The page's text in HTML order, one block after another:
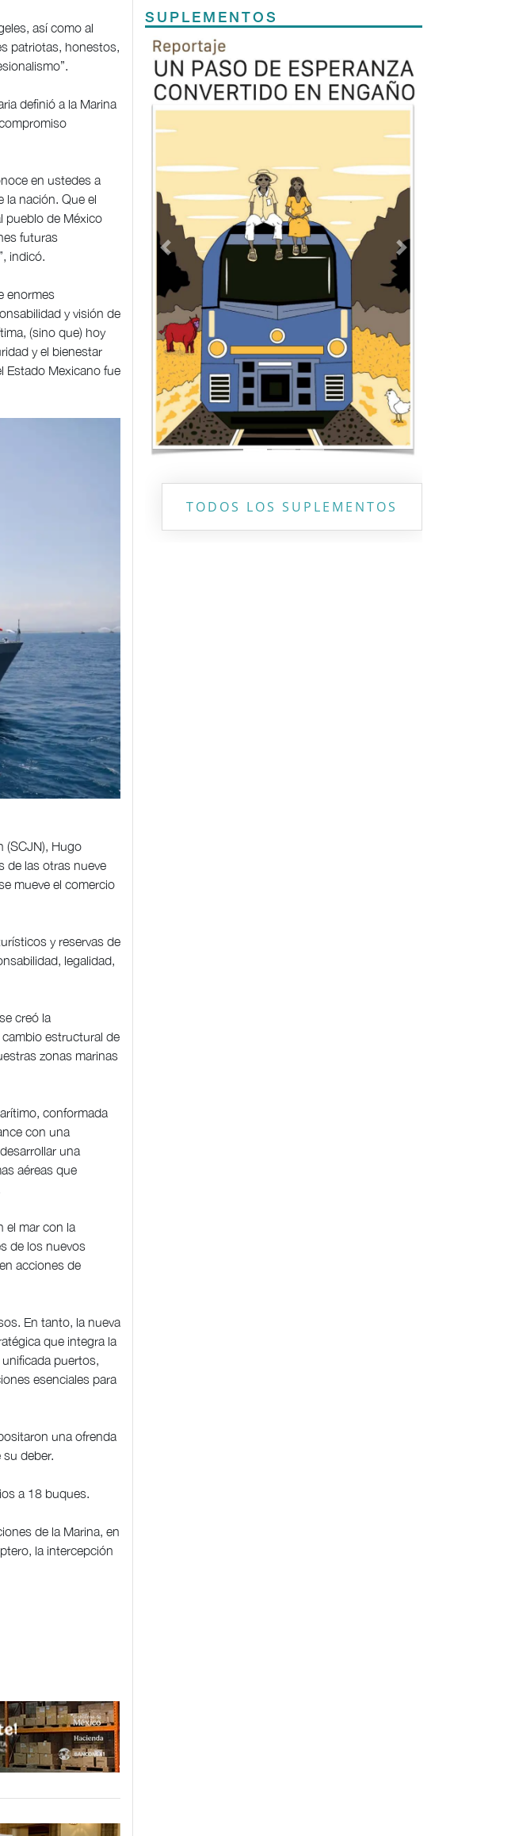
así como al
patriotas, honestos,
definió a la Marina
en ustedes a
la nación. Que el
pueblo de México
futuras
indicó.
enormes
y visión de
(sino que) hoy
y el bienestar
Estado Mexicano fue
(SCJN), Hugo
de las otras nueve
mueve el comercio
y reservas de
legalidad,
creó la
estructural de
zonas marinas
conformada
con una
una
aéreas que
el mar con la
de los nuevos
acciones de
En tanto, la nueva
que integra la
puertos,
esenciales para
una ofrenda
deber.
a 18 buques.
de la Marina, en
la intercepción
SUPLEMENTOS
Previous
TODOS LOS SUPLEMENTOS